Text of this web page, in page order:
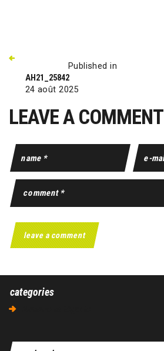
Published in
AH21_25842
24 août 2025
LEAVE A COMMENT
categories